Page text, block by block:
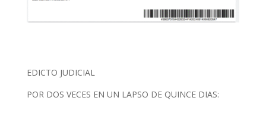
EDICTO JUDICIAL
POR DOS VECES EN UN LAPSO DE QUINCE DIAS: